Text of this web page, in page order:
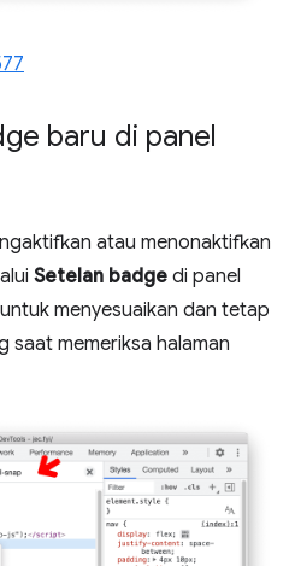
baru di panel
atau menonaktifkan
Setelan badge di panel
menyesuaikan dan tetap
memeriksa halaman